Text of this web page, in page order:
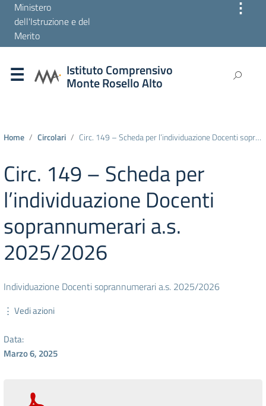
Ministero
dell'Istruzione e del
Merito
⋮
Istituto Comprensivo
Monte Rosello Alto
Home Circolari Circ. 149 – Scheda per l’individuazione Docenti soprannumerari a.s. 2025/2026
Circ. 149 – Scheda per
l’individuazione Docenti
soprannumerari a.s.
2025/2026
Individuazione Docenti soprannumerari a.s. 2025/2026
⋮ Vedi azioni
Data:
Marzo 6, 2025